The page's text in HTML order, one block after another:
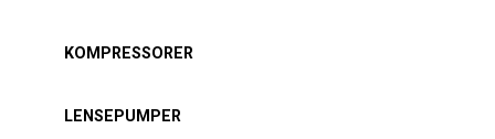
KOMPRESSORER
LENSEPUMPER